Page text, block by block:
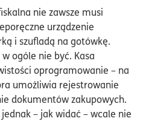
nie zawsze musi
urządzenie
i szufladą na gotówkę.
ogóle nie być. Kasa
oprogramowanie – na
umożliwia rejestrowanie
dokumentów zakupowych.
– jak widać – wcale nie